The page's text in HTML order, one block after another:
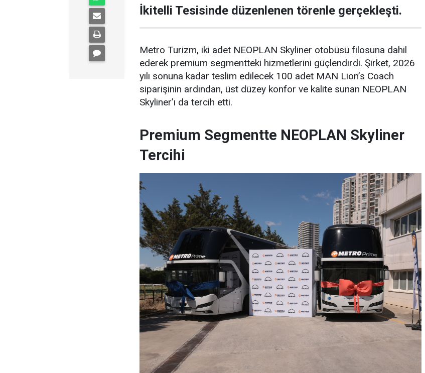
İkitelli Tesisinde düzenlenen törenle gerçekleşti.
Metro Turizm, iki adet NEOPLAN Skyliner otobüsü filosuna dahil
ederek premium segmentteki hizmetlerini güçlendirdi. Şirket, 2026
yılı sonuna kadar teslim edilecek 100 adet MAN Lion’s Coach
siparişinin ardından, üst düzey konfor ve kalite sunan NEOPLAN
Skyliner’ı da tercih etti.
Premium Segmentte NEOPLAN Skyliner
Tercihi